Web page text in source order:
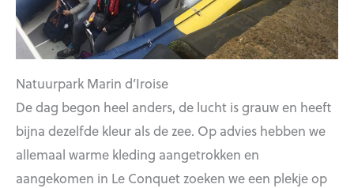
Natuurpark Marin d’Iroise
De dag begon heel anders, de lucht is grauw en heeft
bijna dezelfde kleur als de zee. Op advies hebben we
allemaal warme kleding aangetrokken en
aangekomen in Le Conquet zoeken we een plekje op